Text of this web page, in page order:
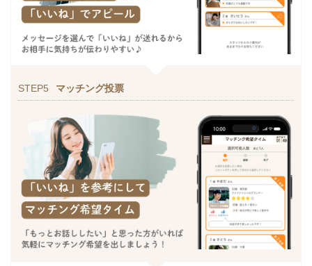
STEP5 マッチング投票